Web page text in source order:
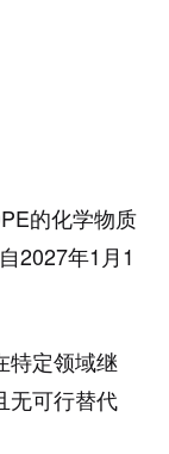
的化学物质
2027年1月1
特定领域继
无可行替代